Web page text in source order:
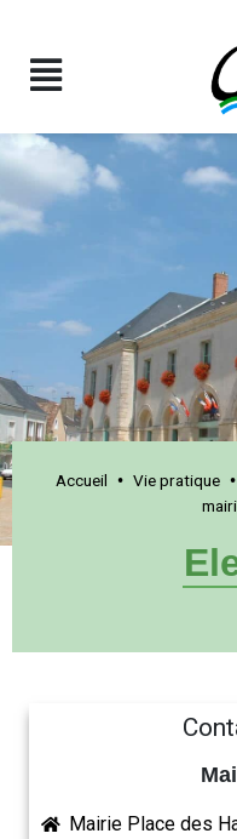
Accueil • Vie pratique •
Mairie Place des